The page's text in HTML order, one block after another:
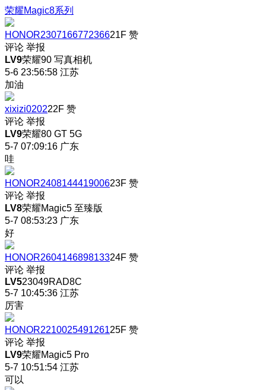
荣耀Magic8系列
HONOR230716677236621F 赞
评论 举报
LV9荣耀90 写真相机
5-6 23:56:58 江苏
加油
xixizi020222F 赞
评论 举报
LV9荣耀80 GT 5G
5-7 07:09:16 广东
哇
HONOR240814441900623F 赞
评论 举报
LV8荣耀Magic5 至臻版
5-7 08:53:23 广东
好
HONOR260414689813324F 赞
评论 举报
LV523049RAD8C
5-7 10:45:36 江苏
厉害
HONOR221002549126125F 赞
评论 举报
LV9荣耀Magic5 Pro
5-7 10:51:54 江苏
可以